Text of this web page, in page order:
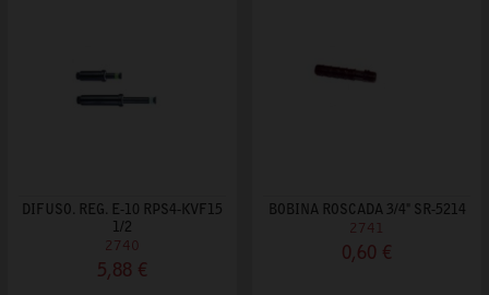
DIFUSO. REG. E-10 RPS4-KVF15
1/2
2740
5,88 €
BOBINA ROSCADA 3/4" SR-5214
2741
0,60 €